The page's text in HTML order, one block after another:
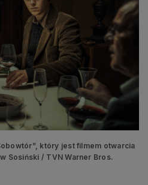
który jest filmem otwarcia
Sosiński / TVN Warner Bros.